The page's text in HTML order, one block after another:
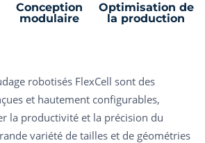
Conception
modulaire
Optimisation de
la production
robotisés FlexCell sont des
et hautement configurables,
la productivité et la précision du
variété de tailles et de géométries